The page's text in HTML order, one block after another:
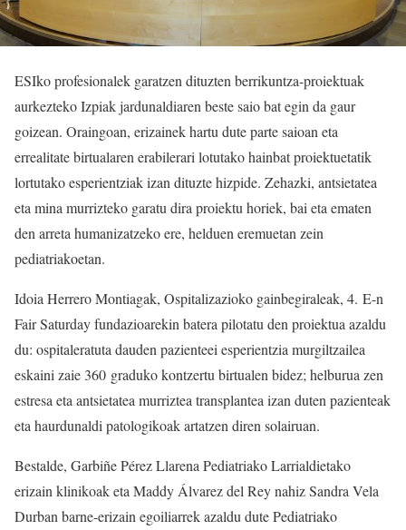
ESIko profesionalek garatzen dituzten berrikuntza-proiektuak
aurkezteko Izpiak jardunaldiaren beste saio bat egin da gaur
goizean. Oraingoan, erizainek hartu dute parte saioan eta
errealitate birtualaren erabilerari lotutako hainbat proiektuetatik
lortutako esperientziak izan dituzte hizpide. Zehazki, antsietatea
eta mina murrizteko garatu dira proiektu horiek, bai eta ematen
den arreta humanizatzeko ere, helduen eremuetan zein
pediatriakoetan.
Idoia Herrero Montiagak, Ospitalizazioko gainbegiraleak, 4. E-n
Fair Saturday fundazioarekin batera pilotatu den proiektua azaldu
du: ospitaleratuta dauden pazienteei esperientzia murgiltzailea
eskaini zaie 360 graduko kontzertu birtualen bidez; helburua zen
estresa eta antsietatea murriztea transplantea izan duten pazienteak
eta haurdunaldi patologikoak artatzen diren solairuan.
Bestalde, Garbiñe Pérez Llarena Pediatriako Larrialdietako
erizain klinikoak eta Maddy Álvarez del Rey nahiz Sandra Vela
Durban barne-erizain egoiliarrek azaldu dute Pediatriako